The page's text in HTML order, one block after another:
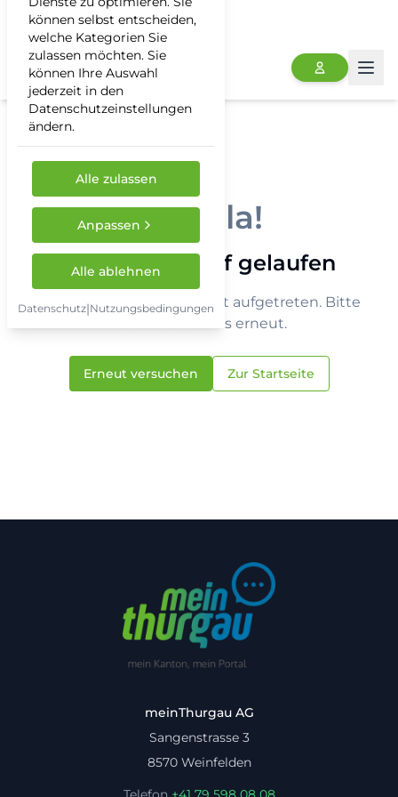
Hoppla!
Etwas ist schief gelaufen
Ein unerwarteter Fehler ist aufgetreten. Bitte
versuchen Sie es erneut.
Erneut versuchen Zur Startseite
meinThurgau AG
Sangenstrasse 3
8570 Weinfelden
können selbst entscheiden,
welche Kategorien Sie
zulassen möchten. Sie
können Ihre Auswahl
jederzeit in den
Datenschutzeinstellungen
ändern.
Alle zulassen
Anpassen
Alle ablehnen
Datenschutz|Nutzungsbedingungen